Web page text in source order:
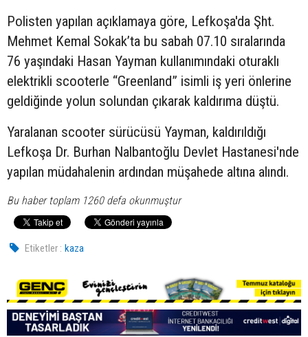
Polisten yapılan açıklamaya göre, Lefkoşa'da Şht.
Mehmet Kemal Sokak’ta bu sabah 07.10 sıralarında
76 yaşındaki Hasan Yayman kullanımındaki oturaklı
elektrikli scooterle “Greenland” isimli iş yeri önlerine
geldiğinde yolun solundan çıkarak kaldırıma düştü.
Yaralanan scooter sürücüsü Yayman, kaldırıldığı
Lefkoşa Dr. Burhan Nalbantoğlu Devlet Hastanesi'nde
yapılan müdahalenin ardından müşahede altına alındı.
Bu haber toplam 1260 defa okunmuştur
Etiketler : kaza